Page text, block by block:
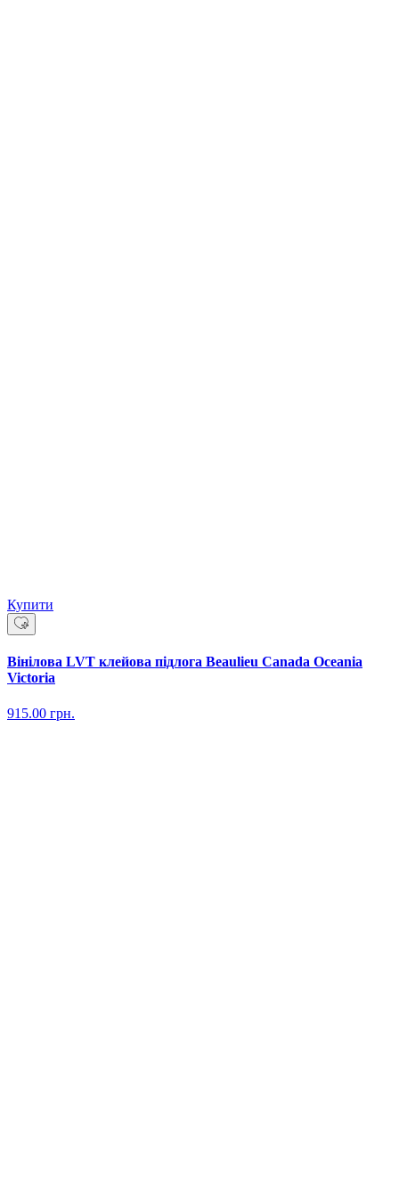
Купити
Вінілова LVT клейова підлога Beaulieu Canada Oceania
Victoria
915.00 грн.